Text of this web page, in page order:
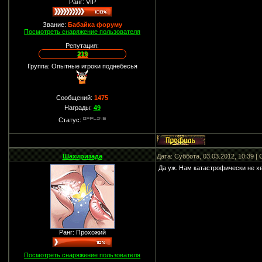
Ранг: VIP
Звание: Бабайка форуму
Посмотреть снаряжение пользователя
Репутация:
219
Группа: Опытные игроки поднебесья
Сообщений:1475
Награды: 49
Статус:
Шахиризада Дата: Суббота, 03.03.2012, 10:39
Ранг: Прохожий
Посмотреть снаряжение пользователя
Да уж. Нам катастрофически не